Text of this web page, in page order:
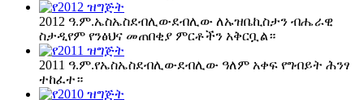
2012 ዓ.ም.ኤስኤስደብሊውደብሊው ለኡዝቤኪስታን ብሔራዊ
ስታዲየም የንፅህና መጠበቂያ ምርቶችን አቅርቧል።
2011 ዓ.ም.የኤስኤስደብሊውደብሊው ዓለም አቀፍ የግብይት ሕንፃ
ተከፈተ።